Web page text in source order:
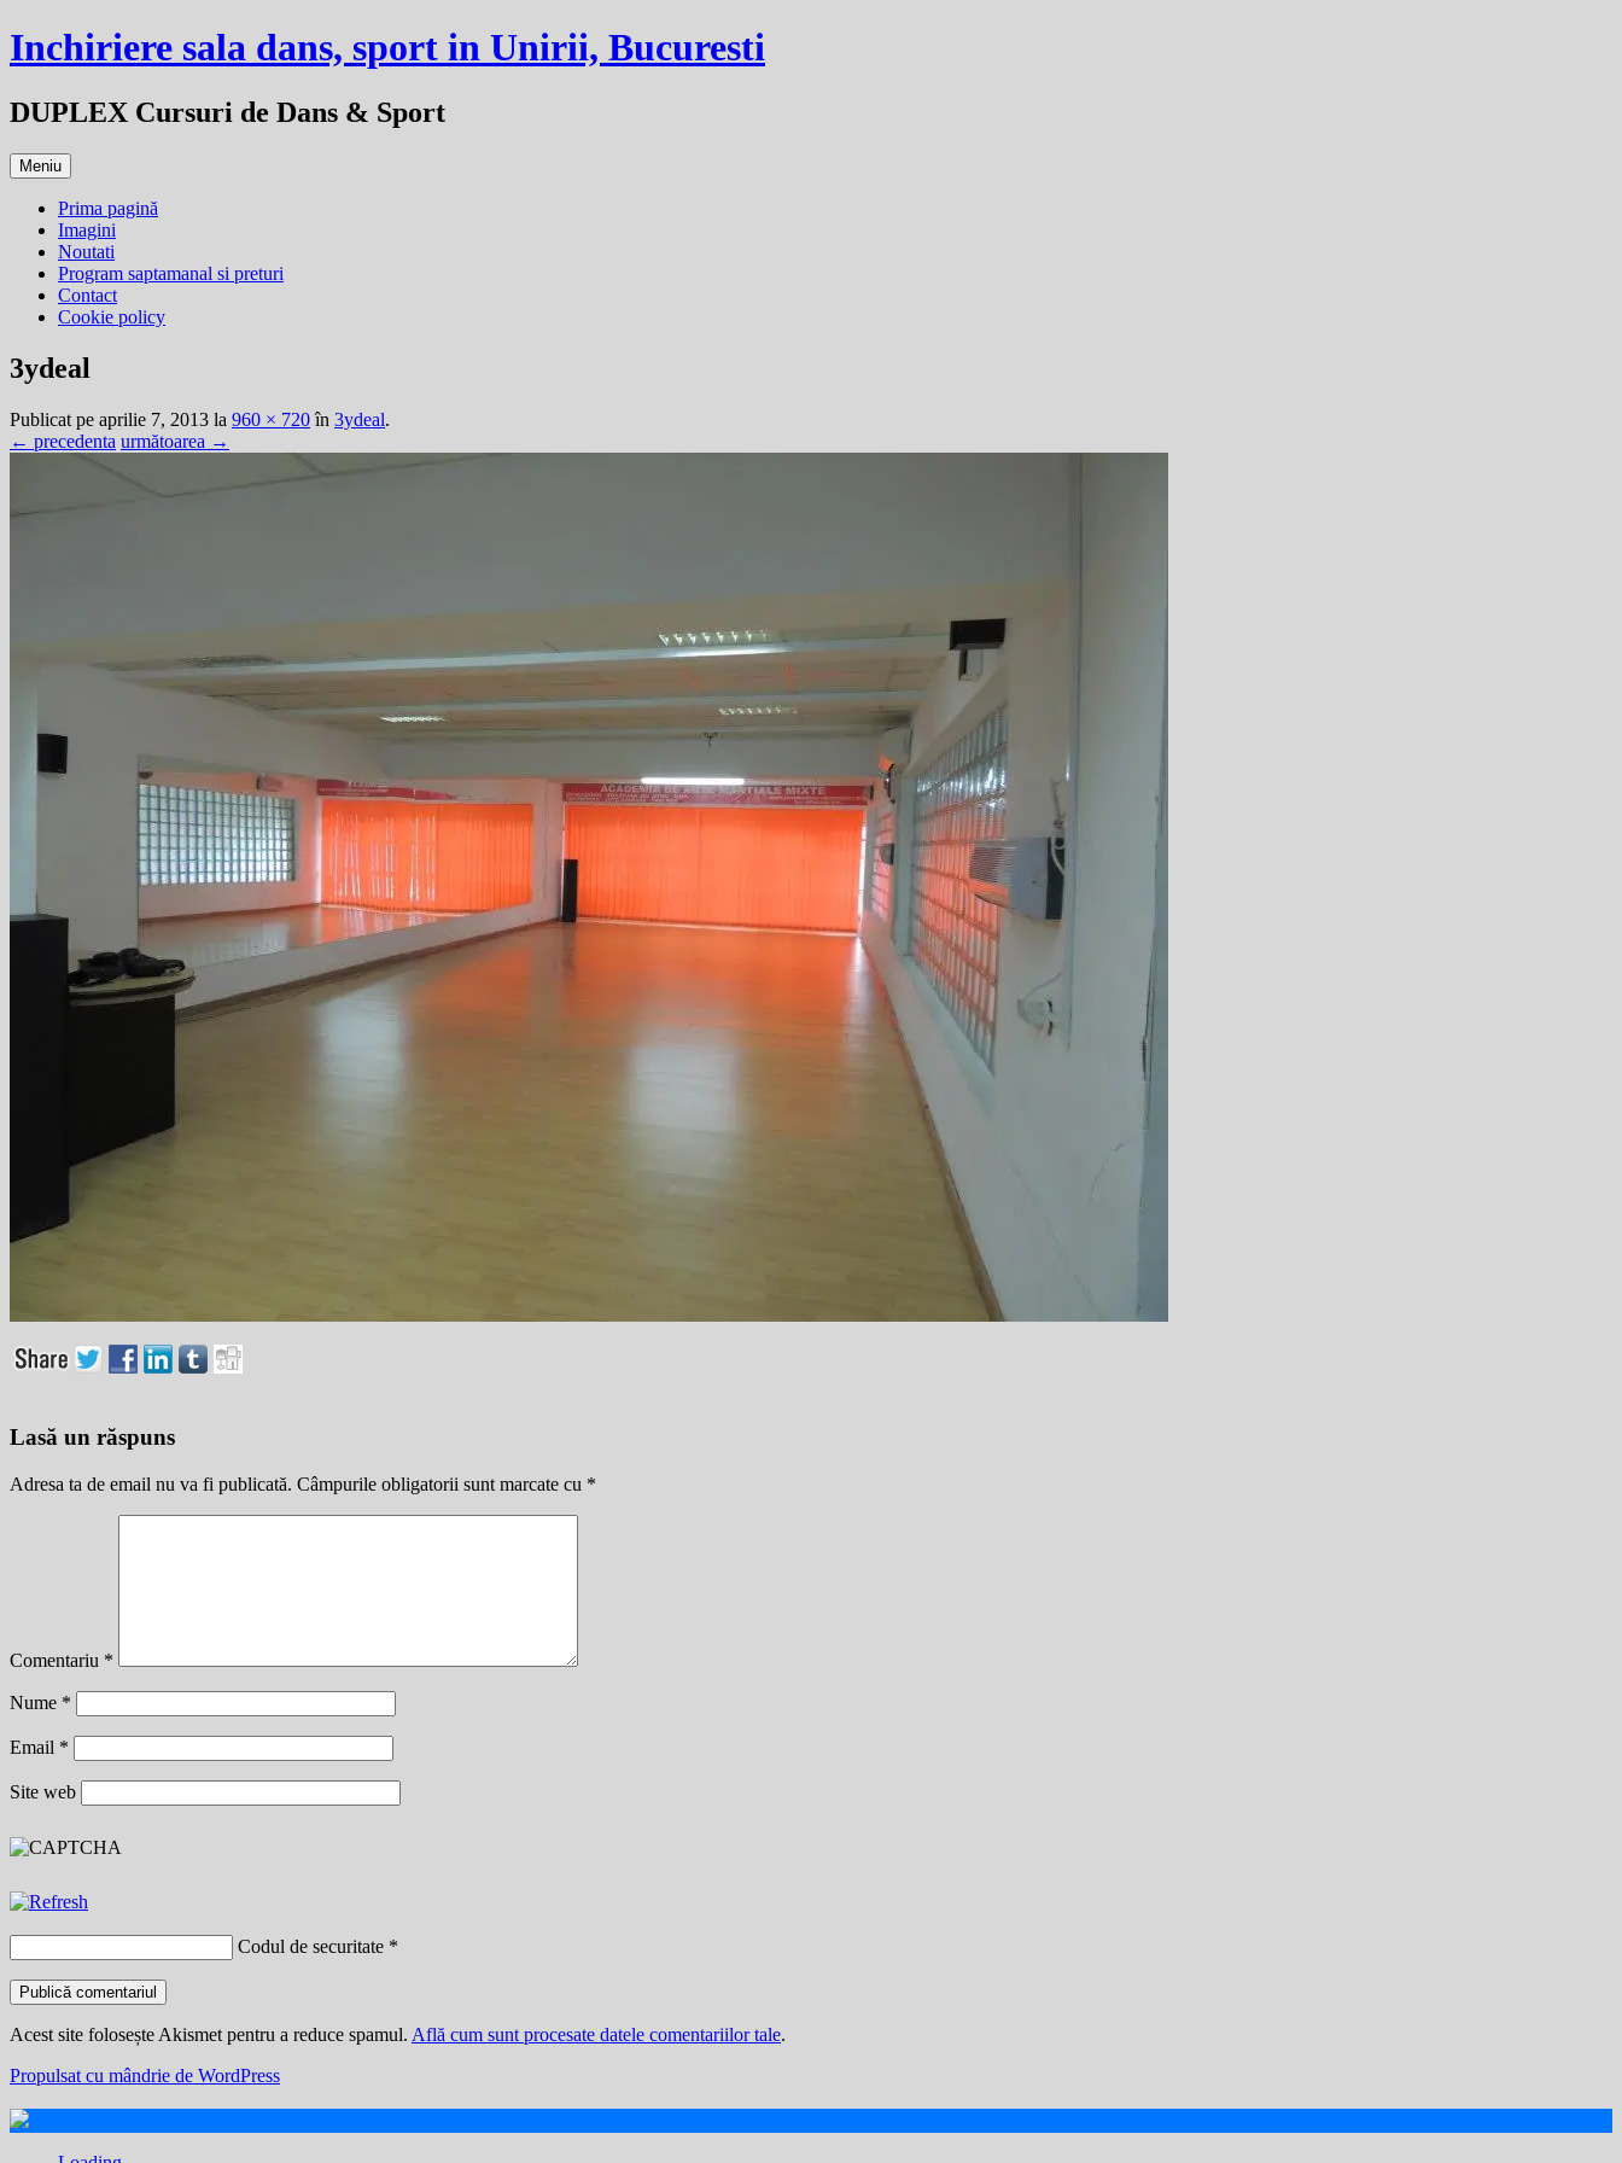
Sari
la
Inchiriere sala dans, sport in Unirii, Bucuresti
DUPLEX Cursuri de Dans & Sport
Meniu
Prima pagină
Imagini
Noutati
Program saptamanal si preturi
Contact
Cookie policy
3ydeal
Publicat pe aprilie 7, 2013 la 960 × 720în 3ydeal.
← precedenta următoarea →
Lasă un răspuns
Adresa ta de email nu va fi publicată. Câmpurile obligatorii sunt marcate cu *
Comentariu *
Nume *
Email *
Site web
Codul de securitate *
Acest site folosește Akismet pentru a reduce spamul. Află cum sunt procesate datele comentariilor tale.
Propulsat cu mândrie de WordPress